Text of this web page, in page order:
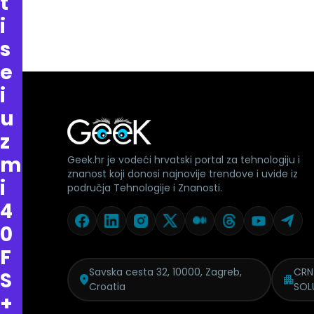
i
s
e
i
u
z
m
i
4
0
F
S
+
Geek.hr je vodeći hrvatski portal za tehnologiju i
znanost koji donosi najnovije trendove i uvide iz
područja Tehnologije i Znanosti.
Savska cesta 32, 10000, Zagreb,
Croatia